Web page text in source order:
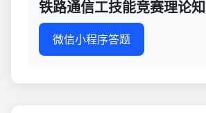
铁路通信工技能竞赛理论
微信小程序答题